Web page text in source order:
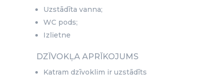
Uzstādīta vanna;
WC pods;
Izlietne
DZĪVOKĻA APRĪKOJUMS
Katram dzīvoklim ir uzstādīts